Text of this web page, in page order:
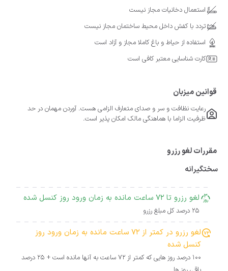
استعمال دخانیات مجاز نیست
تردد با کفش داخل محیط ساختمان مجاز نیست
استفاده از حیاط و باغ کاملا مجاز و آزاد است
کارت شناسایی معتبر کافی است
قوانین میزبان
رعایت نظافت و سر و صدای متعارف الزامی هست. آوردن مهمان در حد
ظرفیت الزاما با هماهنگی مالک امکان پذیر است.
مقررات لغو رزرو
سختگیرانه
لغو رزرو تا 72 ساعت مانده به زمان ورود روز کنسل شده
25 درصد کل مبلغ رزرو
لغو رزرو در کمتر از 72 ساعت مانده به زمان ورود روز
کنسل شده
100 درصد روز هایی که کمتر از 72 ساعت به آنها مانده است + 25 درصد